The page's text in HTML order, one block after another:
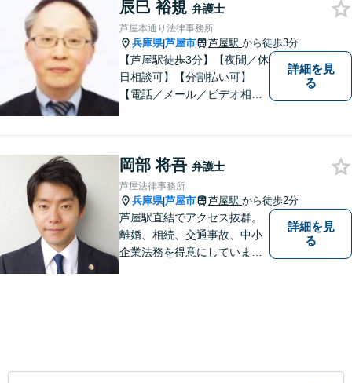
辰巳 裕規 弁護士
芦屋本通り法律事務所
兵庫県|芦屋市 芦屋駅 から徒歩3分
【芦屋駅徒歩3分】【夜間／休
日相談可】【分割払い可】
【電話／メール／ビデオ相談
ます。 お困りの方は、お気軽
にご相談ください。
詳細を見
る
岡部 将吾 弁護士
芦屋法律事務所
兵庫県|芦屋市 芦屋駅 から徒歩2分
芦屋駅直結でアクセス抜群。
離婚、相続、交通事故、中小
企業法務を得意にしていま
詳細を見
る